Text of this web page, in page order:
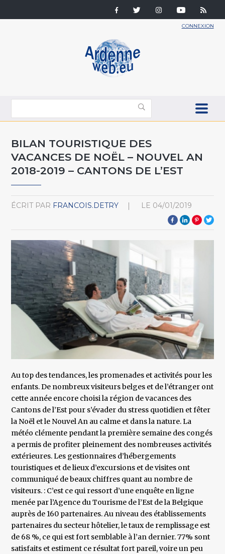
CONNEXION
BILAN TOURISTIQUE DES
VACANCES DE NOËL – NOUVEL AN
2018-2019 – CANTONS DE L’EST
ÉCRIT PAR FRANCOIS.DETRY LE 04/01/2019
Au top des tendances, les promenades et activités pour les
enfants. De nombreux visiteurs belges et de l’étranger ont
cette année encore choisi la région de vacances des
Cantons de l’Est pour s’évader du stress quotidien et fêter
la Noël et le Nouvel An au calme et dans la nature. La
météo clémente pendant la première semaine des congés
a permis de profiter pleinement des nombreuses activités
extérieures. Les gestionnaires d’hébergements
touristiques et de lieux d’excursions et de visites ont
communiqué de beaux chiffres quant au nombre de
visiteurs. : C’est ce qui ressort d’une enquête en ligne
menée par l’Agence du Tourisme de l’Est de la Belgique
auprès de 160 partenaires. Au niveau des établissements
partenaires du secteur hôtelier, le taux de remplissage est
de 68 %, ce qui est fort semblable à l’an dernier. 77% sont
satisfaits et estiment ce résultat fort pareil, voire un peu